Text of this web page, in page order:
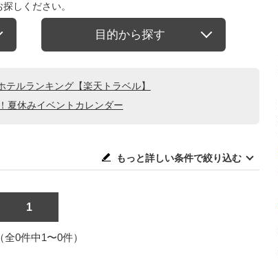
しください。
目的から探す
ルランキング【楽天トラベル】
夏休みイベントカレンダー
もっと詳しい条件で絞り込む
1
全0件中1〜0件）